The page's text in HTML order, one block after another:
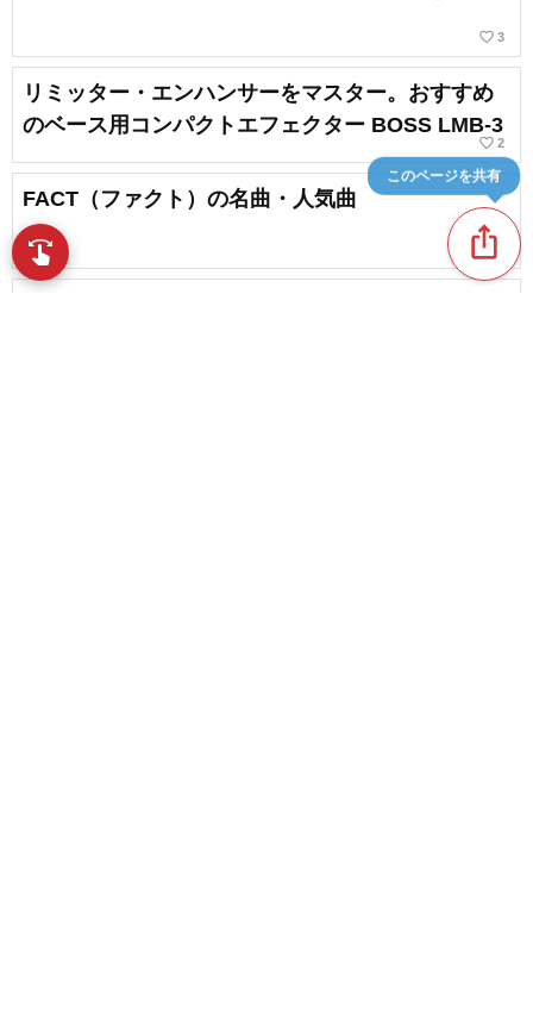
favorite_border 3
リミッター・エンハンサーをマスター。おすすめ
のベース用コンパクトエフェクター BOSS LMB-3
favorite_border 2
FACT（ファクト）の名曲・人気曲
favorite_border
ios_share
このページを共有
swipe 指先で音楽をブラウズ